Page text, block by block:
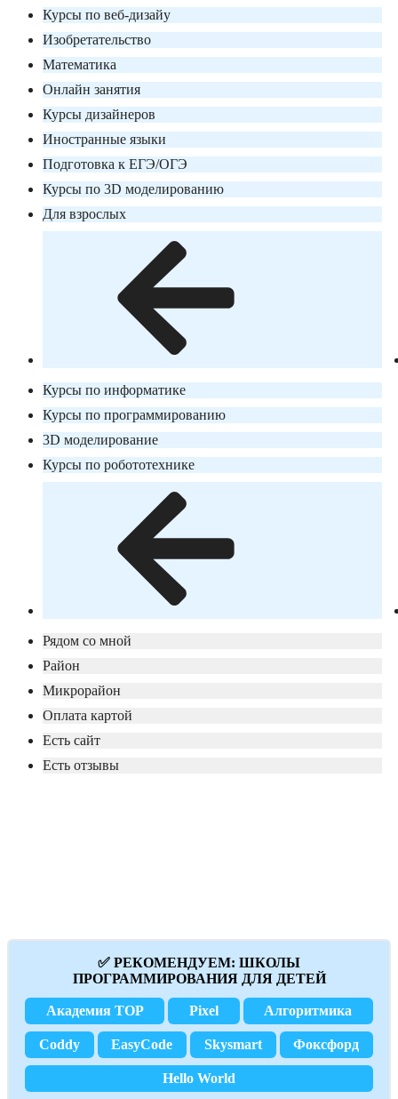
Курсы по веб-дизайу
Изобретательство
Математика
Онлайн занятия
Курсы дизайнеров
Иностранные языки
Подготовка к ЕГЭ/ОГЭ
Курсы по 3D моделированию
Для взрослых
Курсы по информатике
Курсы по программированию
3D моделирование
Курсы по робототехнике
Рядом со мной
Район
Микрорайон
Оплата картой
Есть сайт
Есть отзывы
✅ РЕКОМЕНДУЕМ: ШКОЛЫ
ПРОГРАММИРОВАНИЯ ДЛЯ ДЕТЕЙ
Академия TOP Pixel Алгоритмика
Coddy EasyCode Skysmart Фоксфорд
Hello World